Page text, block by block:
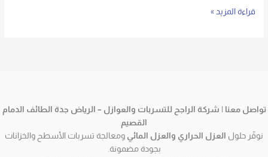
قراءة المزيد »
تواصل معنا | شركة الراجح للتسربات والعوازل – الرياض جدة الطائف الدمام
القصيم
نوفّر حلول العزل الحراري والعزل المائي ومعالجة تسربات الأسطح والخزانات
بجودة مضمونة.